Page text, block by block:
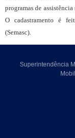
programas de
O cadastramento é
(Semasc).
Superintendência